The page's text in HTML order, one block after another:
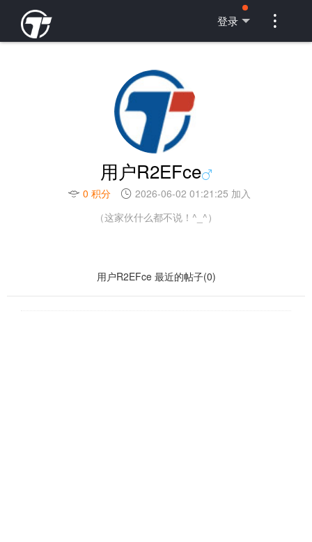
登录 
用户R2EFce
0 积分
2026-06-02 01:21:25 加入
（这家伙什么都不说！^_^）
用户R2EFce 最近的帖子(0)